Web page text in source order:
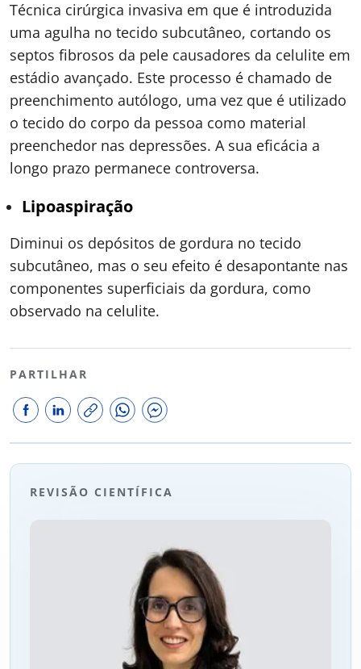
Técnica cirúrgica invasiva em que é introduzida
uma agulha no tecido subcutâneo, cortando os
septos fibrosos da pele causadores da celulite em
estádio avançado. Este processo é chamado de
preenchimento autólogo, uma vez que é utilizado
o tecido do corpo da pessoa como material
preenchedor nas depressões. A sua eficácia a
longo prazo permanece controversa.
Lipoaspiração
Diminui os depósitos de gordura no tecido
subcutâneo, mas o seu efeito é desapontante nas
componentes superficiais da gordura, como
observado na celulite.
PARTILHAR
REVISÃO CIENTÍFICA